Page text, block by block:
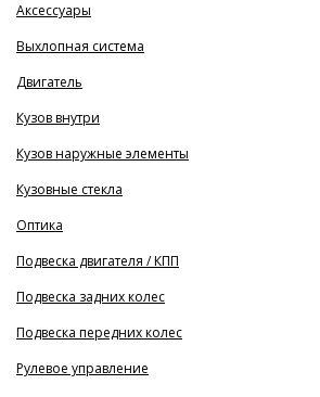
Аксессуары
Выхлопная система
Двигатель
Кузов внутри
Кузов наружные элементы
Кузовные стекла
Оптика
Подвеска двигателя / КПП
Подвеска задних колес
Подвеска передних колес
Рулевое управление